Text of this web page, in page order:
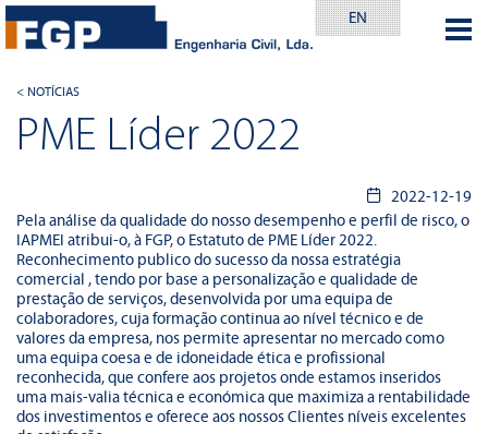
EN
< NOTÍCIAS
PME Líder 2022
2022-12-19
Pela análise da qualidade do nosso desempenho e perfil de risco, o
IAPMEI atribui-o, à FGP, o Estatuto de PME Líder 2022.
Reconhecimento publico do sucesso da nossa estratégia
comercial , tendo por base a personalização e qualidade de
prestação de serviços, desenvolvida por uma equipa de
colaboradores, cuja formação continua ao nível técnico e de
valores da empresa, nos permite apresentar no mercado como
uma equipa coesa e de idoneidade ética e profissional
reconhecida, que confere aos projetos onde estamos inseridos
uma mais-valia técnica e económica que maximiza a rentabilidade
dos investimentos e oferece aos nossos Clientes níveis excelentes